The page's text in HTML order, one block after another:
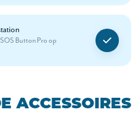
Button Pro op
ACCESSOIRES